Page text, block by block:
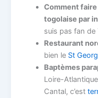
Comment
togolaise par
suis pas fan de
Restaurant
bien le St
Baptèmes
Loire-
Cantal, c’est